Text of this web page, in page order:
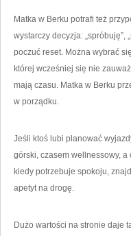
Matka w Berku potrafi też
wystarczy decyzja: „spróbuję”,
poczuć reset. Można wybrać
której wcześniej się nie
mają czasu. Matka w Berku
w porządku.
Jeśli ktoś lubi planować
górski, czasem wellnessowy,
kiedy potrzebuje spokoju,
apetyt na drogę.
Dużo wartości na stronie daje